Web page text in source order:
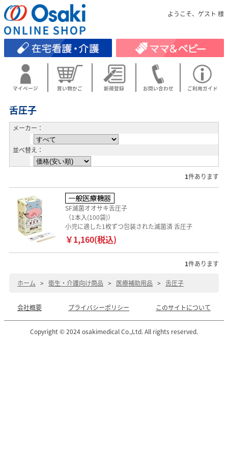
ようこそ、ゲスト 様
マイページ 買い物かご 新規登録 お問い合わせ ご利用ガイド
舌圧子
メーカー：
並べ替え：
1件あります
SF滅菌オオサキ舌圧子
（1本入(100袋)）
小児に適した1枚ずつ包装された滅菌済 舌圧子
￥1,160(税込)
1件あります
ホーム > 衛生・介護向け商品 > 医療補助用品 > 舌圧子
会社概要 プライバシーポリシー このサイトについて
Copyright © 2024 osakimedical Co.,Ltd. All rights reserved.